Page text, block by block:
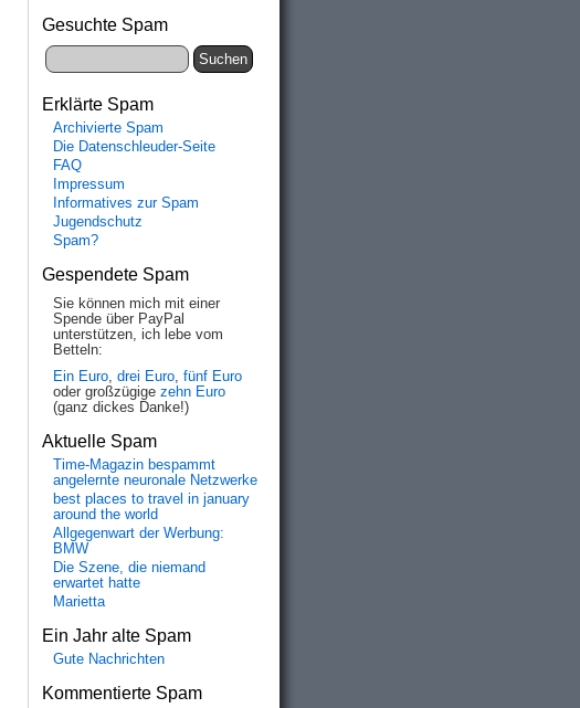
Gesuchte Spam
Erklärte Spam
Archivierte Spam
Die Datenschleuder-Seite
FAQ
Impressum
Informatives zur Spam
Jugendschutz
Spam?
Gespendete Spam
Sie können mich mit einer
Spende über PayPal
unterstützen, ich lebe vom
Betteln:
Ein Euro, drei Euro, fünf Euro
oder großzügige zehn Euro
(ganz dickes Danke!)
Aktuelle Spam
Time-Magazin bespammt
angelernte neuronale Netzwerke
best places to travel in january
around the world
Allgegenwart der Werbung:
BMW
Die Szene, die niemand
erwartet hatte
Marietta
Ein Jahr alte Spam
Gute Nachrichten
Kommentierte Spam